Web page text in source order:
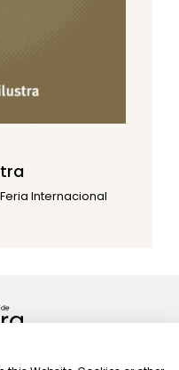
Internacional